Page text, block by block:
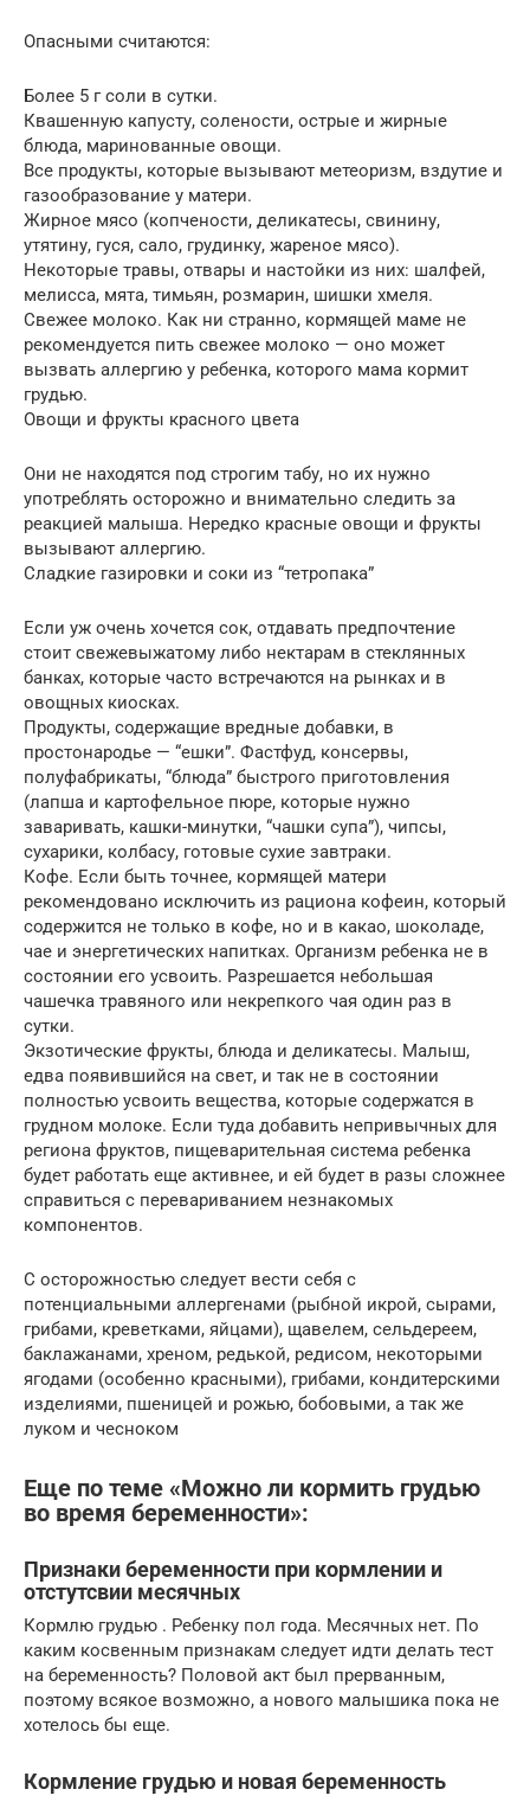
Опасными считаются:
Более 5 г соли в сутки.
Квашенную капусту, солености, острые и жирные
блюда, маринованные овощи.
Все продукты, которые вызывают метеоризм, вздутие и
газообразование у матери.
Жирное мясо (копчености, деликатесы, свинину,
утятину, гуся, сало, грудинку, жареное мясо).
Некоторые травы, отвары и настойки из них: шалфей,
мелисса, мята, тимьян, розмарин, шишки хмеля.
Свежее молоко. Как ни странно, кормящей маме не
рекомендуется пить свежее молоко — оно может
вызвать аллергию у ребенка, которого мама кормит
грудью.
Овощи и фрукты красного цвета
Они не находятся под строгим табу, но их нужно
употреблять осторожно и внимательно следить за
реакцией малыша. Нередко красные овощи и фрукты
вызывают аллергию.
Сладкие газировки и соки из “тетропака”
Если уж очень хочется сок, отдавать предпочтение
стоит свежевыжатому либо нектарам в стеклянных
банках, которые часто встречаются на рынках и в
овощных киосках.
Продукты, содержащие вредные добавки, в
простонародье — “ешки”. Фастфуд, консервы,
полуфабрикаты, “блюда” быстрого приготовления
(лапша и картофельное пюре, которые нужно
заваривать, кашки-минутки, “чашки супа”), чипсы,
сухарики, колбасу, готовые сухие завтраки.
Кофе. Если быть точнее, кормящей матери
рекомендовано исключить из рациона кофеин, который
содержится не только в кофе, но и в какао, шоколаде,
чае и энергетических напитках. Организм ребенка не в
состоянии его усвоить. Разрешается небольшая
чашечка травяного или некрепкого чая один раз в
сутки.
Экзотические фрукты, блюда и деликатесы. Малыш,
едва появившийся на свет, и так не в состоянии
полностью усвоить вещества, которые содержатся в
грудном молоке. Если туда добавить непривычных для
региона фруктов, пищеварительная система ребенка
будет работать еще активнее, и ей будет в разы сложнее
справиться с перевариванием незнакомых
компонентов.
С осторожностью следует вести себя с
потенциальными аллергенами (рыбной икрой, сырами,
грибами, креветками, яйцами), щавелем, сельдереем,
баклажанами, хреном, редькой, редисом, некоторыми
ягодами (особенно красными), грибами, кондитерскими
изделиями, пшеницей и рожью, бобовыми, а так же
луком и чесноком
Еще по теме «Можно ли кормить грудью
во время беременности»:
Признаки беременности при кормлении и
отстутсвии месячных
Кормлю грудью . Ребенку пол года. Месячных нет. По
каким косвенным признакам следует идти делать тест
на беременность? Половой акт был прерванным,
поэтому всякое возможно, а нового малышика пока не
хотелось бы еще.
Кормление грудью и новая беременность